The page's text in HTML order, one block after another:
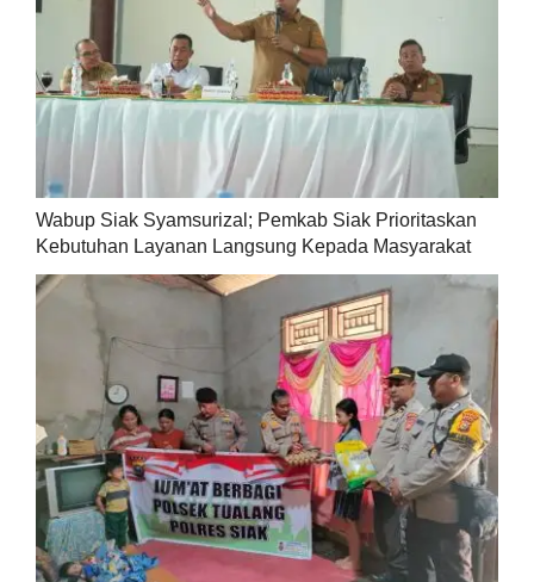
Wabup Siak Syamsurizal; Pemkab Siak Prioritaskan
Kebutuhan Layanan Langsung Kepada Masyarakat